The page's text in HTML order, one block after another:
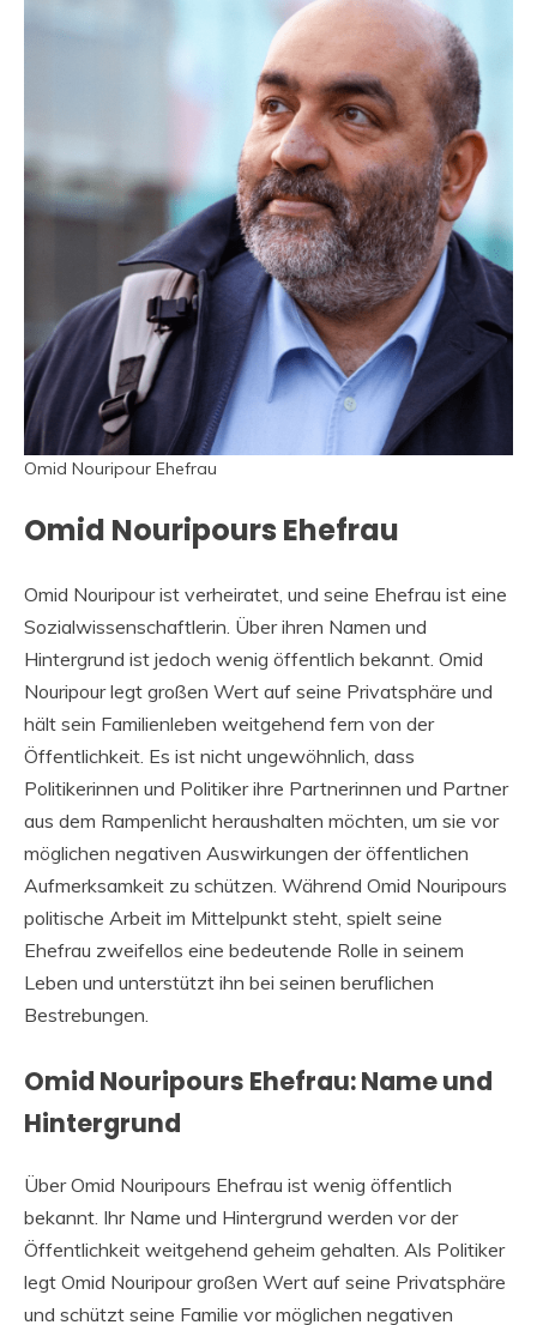
Omid Nouripour Ehefrau
Omid Nouripours Ehefrau
Omid Nouripour ist verheiratet, und seine Ehefrau ist eine
Sozialwissenschaftlerin. Über ihren Namen und
Hintergrund ist jedoch wenig öffentlich bekannt. Omid
Nouripour legt großen Wert auf seine Privatsphäre und
hält sein Familienleben weitgehend fern von der
Öffentlichkeit. Es ist nicht ungewöhnlich, dass
Politikerinnen und Politiker ihre Partnerinnen und Partner
aus dem Rampenlicht heraushalten möchten, um sie vor
möglichen negativen Auswirkungen der öffentlichen
Aufmerksamkeit zu schützen. Während Omid Nouripours
politische Arbeit im Mittelpunkt steht, spielt seine
Ehefrau zweifellos eine bedeutende Rolle in seinem
Leben und unterstützt ihn bei seinen beruflichen
Bestrebungen.
Omid Nouripours Ehefrau: Name und
Hintergrund
Über Omid Nouripours Ehefrau ist wenig öffentlich
bekannt. Ihr Name und Hintergrund werden vor der
Öffentlichkeit weitgehend geheim gehalten. Als Politiker
legt Omid Nouripour großen Wert auf seine Privatsphäre
und schützt seine Familie vor möglichen negativen